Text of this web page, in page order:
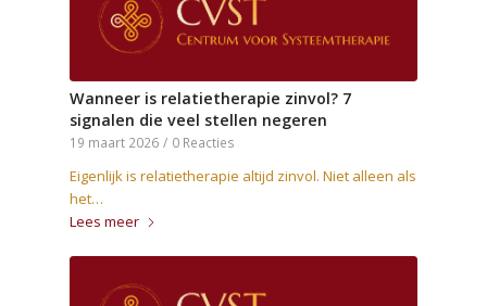
Wanneer is relatietherapie zinvol? 7
signalen die veel stellen negeren
19 maart 2026 / 0 Reacties
Eigenlijk is relatietherapie altijd zinvol. Niet alleen als
het…
Lees meer